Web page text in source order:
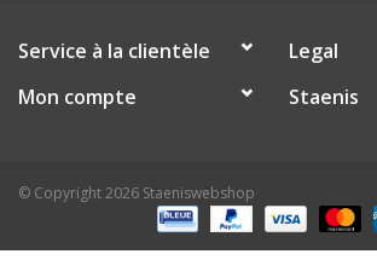
Service à la clientèle
Legal
Mon compte
Staenis
© Copyright 2026 Staeniswebshop